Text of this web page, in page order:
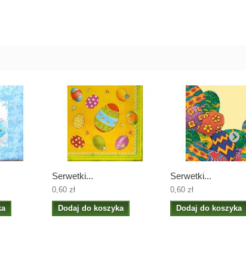
Serwetki...
0,60 zł
Dodaj do koszyka
Serwetki...
0,60 zł
Dodaj do koszyka